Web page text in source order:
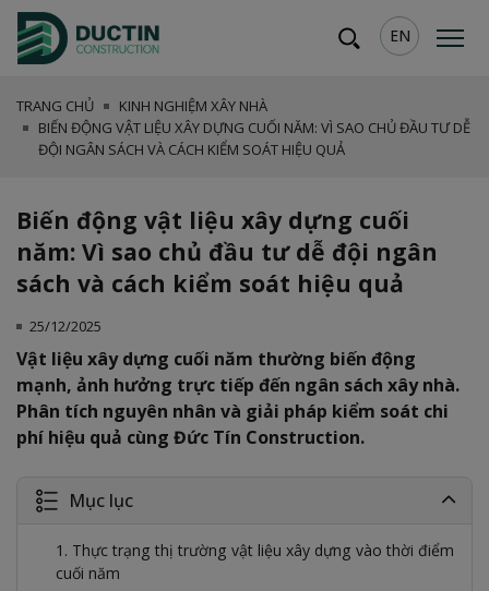
EN
TRANG CHỦ
KINH NGHIỆM XÂY NHÀ
BIẾN ĐỘNG VẬT LIỆU XÂY DỰNG CUỐI NĂM: VÌ SAO CHỦ ĐẦU TƯ DỄ
ĐỘI NGÂN SÁCH VÀ CÁCH KIỂM SOÁT HIỆU QUẢ
Biến động vật liệu xây dựng cuối
năm: Vì sao chủ đầu tư dễ đội ngân
sách và cách kiểm soát hiệu quả
25/12/2025
Vật liệu xây dựng cuối năm thường biến động
mạnh, ảnh hưởng trực tiếp đến ngân sách xây nhà.
Phân tích nguyên nhân và giải pháp kiểm soát chi
phí hiệu quả cùng Đức Tín Construction.
Mục lục
1. Thực trạng thị trường vật liệu xây dựng vào thời điểm
cuối năm